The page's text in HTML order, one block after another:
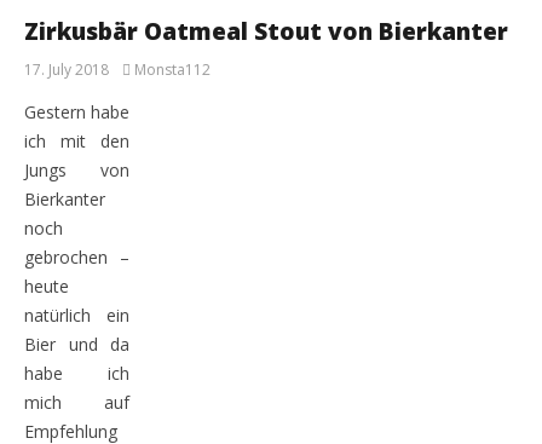
Zirkusbär Oatmeal Stout von Bierkanter
17. July 2018 Monsta112
Gestern habe
ich mit den
Jungs von
Bierkanter
noch
gebrochen –
heute
natürlich ein
Bier und da
habe ich
mich auf
Empfehlung